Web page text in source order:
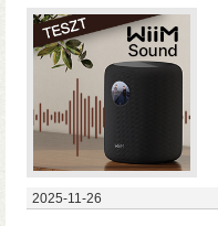
2025-11-26